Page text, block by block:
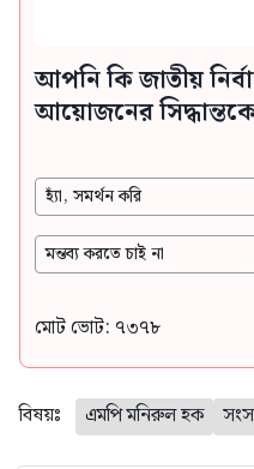
আপনি কি জাতীয়
আয়োজনের
হ্যাঁ, সমর্থন করি
মন্তব্য করতে চাই না
মোট ভোট: ৭৩৭৮
বিষয়ঃ এমপি মনিরুল হক